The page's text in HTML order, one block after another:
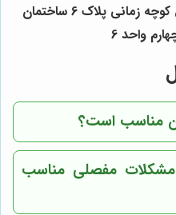
انقلاب جنب مترو شادمان نبش کوچه زمانی پلاک 6 ساختمان
مناسب است؟
مشکلات مفصلی مناسب